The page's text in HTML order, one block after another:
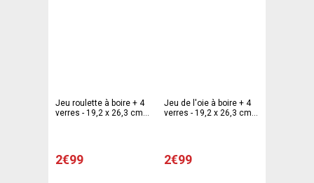
Jeu roulette à boire + 4
verres - 19,2 x 26,3 cm -
2€99
Jeu de l'oie à boire + 4
verres - 19,2 x 26,3 cm -
2€99